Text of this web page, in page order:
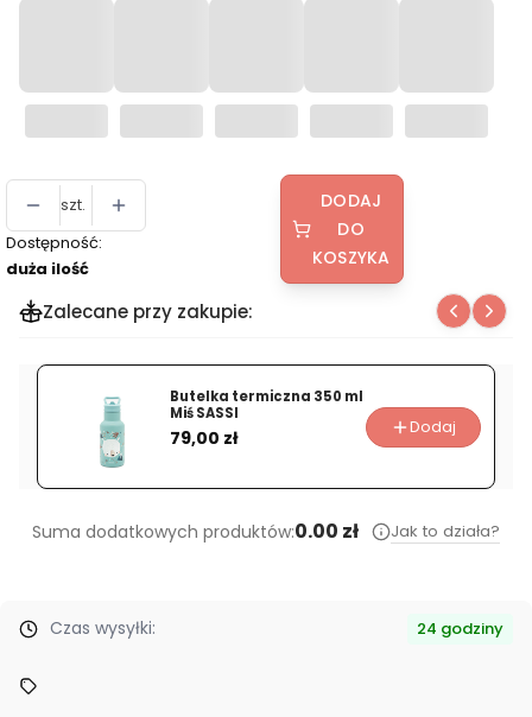
szt.
Dostępność:
duża ilość
DODAJ
DO
KOSZYKA
Zalecane przy zakupie:
Butelka termiczna 350 ml
Miś SASSI
Cena
79,00 zł Dodaj
Suma dodatkowych produktów:0.00 zł Jak to działa?
Czas wysyłki: 24 godziny